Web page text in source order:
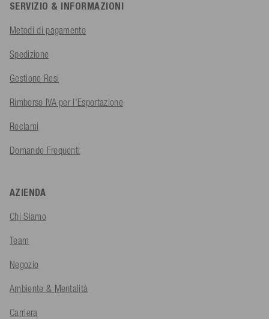
SERVIZIO & INFORMAZIONI
Metodi di pagamento
Spedizione
Gestione Resi
Rimborso IVA per l'Esportazione
Reclami
Domande Frequenti
AZIENDA
Chi Siamo
Team
Negozio
Ambiente & Mentalità
Carriera